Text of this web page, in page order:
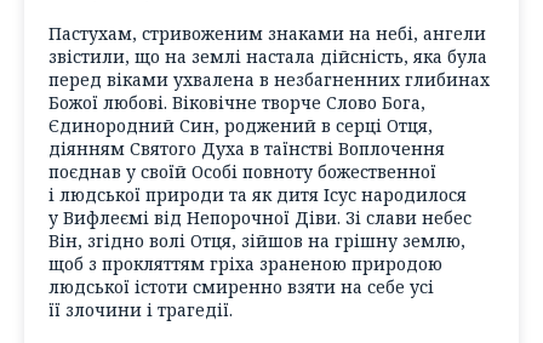
Пастухам, стривоженим знаками на небі, ангели
звістили, що на землі настала дійсність, яка була
перед віками ухвалена в незбагненних глибинах
Божої любові. Віковічне творче Слово Бога,
Єдинородний Син, роджений в серці Отця,
діянням Святого Духа в таїнстві Воплочення
поєднав у своїй Особі повноту божественної
і людської природи та як дитя Ісус народилося
у Вифлеємі від Непорочної Діви. Зі слави небес
Він, згідно волі Отця, зійшов на грішну землю,
щоб з прокляттям гріха зраненою природою
людської істоти смиренно взяти на себе усі
її злочини і трагедії.